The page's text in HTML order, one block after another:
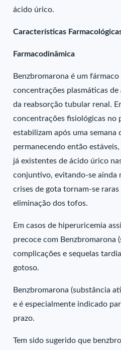
ácido úrico.
Características
Farmacodinâmica
Benzbromarona é um
concentrações plasmáticas
da reabsorção tubular renal.
concentrações fisiológicas no
estabilizam após uma semana
permanecendo então
já existentes de ácido úrico
conjuntivo, evitando-se ainda
crises de gota tornam-se
eliminação dos tofos.
Em casos de hiperuricemia
precoce com Benzbromarona
complicações e sequelas
gotoso.
Benzbromarona (substância
e é especialmente indicado
prazo.
Tem sido sugerido que